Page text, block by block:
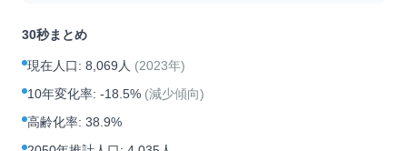
30秒まとめ
現在人口: 8,069人 (2023年)
10年変化率: -18.5% (減少傾向)
高齢化率: 38.9%